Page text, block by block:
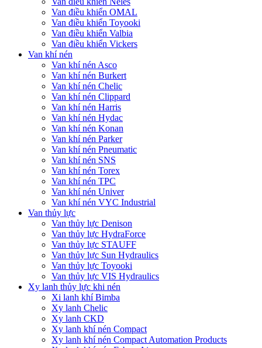
Van điều khiển OMAL
Van điều khiển Toyooki
Van điều khiển Valbia
Van điều khiển Vickers
Van khí nén
Van khí nén Asco
Van khí nén Burkert
Van khí nén Chelic
Van khí nén Clippard
Van khí nén Harris
Van khí nén Hydac
Van khí nén Konan
Van khí nén Parker
Van khí nén Pneumatic
Van khí nén SNS
Van khí nén Torex
Van khí nén TPC
Van khí nén Univer
Van khí nén VYC Industrial
Van thủy lực
Van thủy lực Denison
Van thủy lực HydraForce
Van thủy lực STAUFF
Van thủy lực Sun Hydraulics
Van thủy lực Toyooki
Van thủy lực VIS Hydraulics
Xy lanh thủy lực khi nén
Xi lanh khí Bimba
Xy lanh Chelic
Xy lanh CKD
Xy lanh khí nén Compact
Xy lanh khí nén Compact Automation Products